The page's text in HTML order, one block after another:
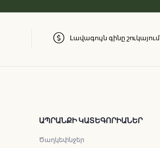
Լավագույն գինը շուկայում
ԱՊՐԱՆՔԻ ԿԱՏԵԳՈՐԻԱՆԵՐ
Ծաղկեփնջեր